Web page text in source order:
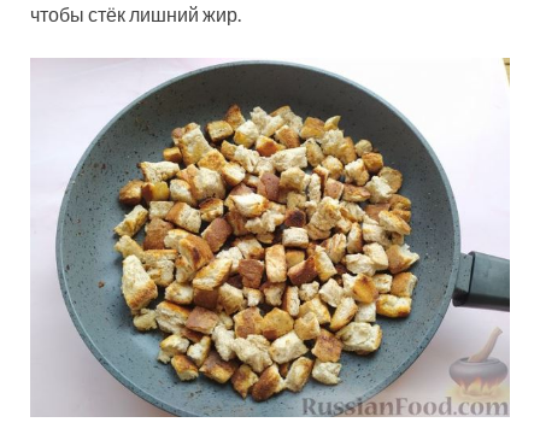
чтобы стёк лишний жир.